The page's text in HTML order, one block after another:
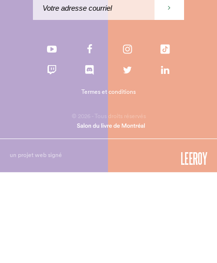
© 2026 - Tous droits réservés
Termes et conditions
un projet web signé